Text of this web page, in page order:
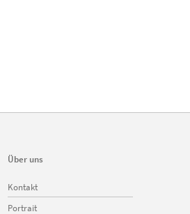
Über uns
Navigation
überspringen
Kontakt
Portrait